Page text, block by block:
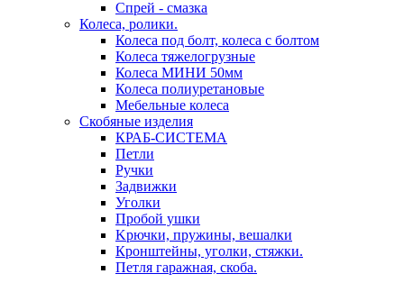
Спрей - смазка
Колеса, ролики.
Колеса под болт, колеса с болтом
Колеса тяжелогрузные
Колеса МИНИ 50мм
Колеса полиуретановые
Мебельные колеса
Скобяные изделия
КРАБ-СИСТЕМА
Петли
Ручки
Задвижки
Уголки
Пробой ушки
Kрючки, пружины, вешалки
Кронштейны, уголки, стяжки.
Петля гаражная, скоба.